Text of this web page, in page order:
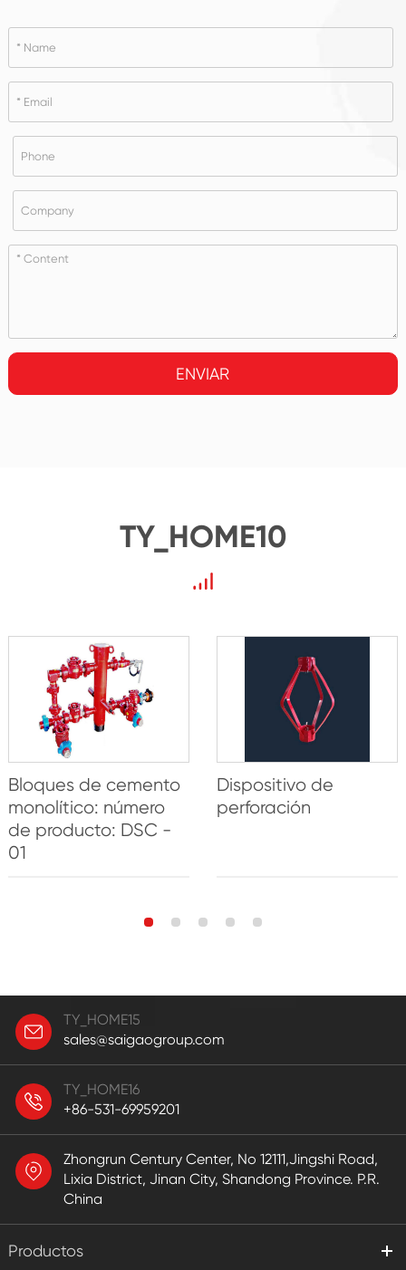
ENVIAR
TY_HOME10
Bloques de cemento
monolítico: número
de producto: DSC -
01
Dispositivo de
perforación
TY_HOME15
sales@saigaogroup.com
TY_HOME16
+86-531-69959201
Zhongrun Century Center, No 12111,Jingshi Road,
Lixia District, Jinan City, Shandong Province. P.R.
China
Productos